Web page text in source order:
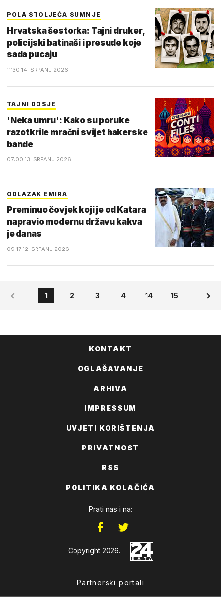
POLA STOLJEĆA SUMNJE
Hrvatska šestorka: Tajni druker,
policijski batinaši i presude koje
sada pucaju
11:30 14. SRPANJ 2026.
TAJNI DOSJE
'Neka umru': Kako su poruke
razotkrile mračni svijet hakerske
bande
07:00 13. SRPANJ 2026.
ODLAZAK EMIRA
Preminuo čovjek koji je od Katara
napravio modernu državu kakva
je danas
09:17 12. SRPANJ 2026.
1 2 3 4 14 15
KONTAKT
OGLAŠAVANJE
ARHIVA
IMPRESSUM
UVJETI KORIŠTENJA
PRIVATNOST
RSS
POLITIKA KOLAČIĆA
Prati nas i na:
Copyright 2026.
Partnerski portali